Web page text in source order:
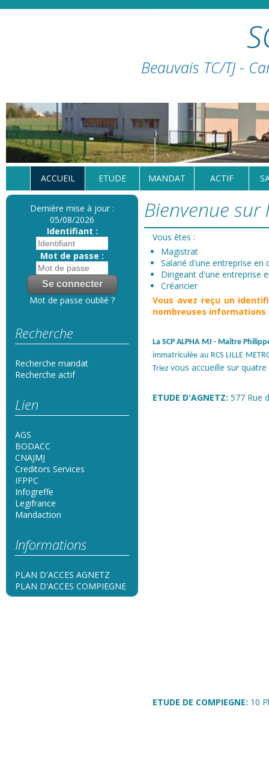
Beauvais TC/TJ -
ACCUEIL ETUDE MANDAT ACTIF
Dernière mise à jour :
05/08/2026
Identifiant :
Mot de passe :
Mot de passe oublié ?
Recherche
Recherche mandat
Recherche actif
Lien
AGS
BODACC
CNAJMJ
Creditors Services
IFPPC
Infogreffe
Legifrance
Mandaction
Informations
PLAN D'ACCES AGNETZ
PLAN D'ACCES COMPIEGNE
Bienvenue sur
Vous êtes :
Magistrat
Salarié d'une entreprise en
Dirigeant d'une entreprise
Créancier
Vous avez reçu un
nombreuses
La SCP ALPHA MJ - Maître
immatriculée au RCS LILLE
Triez vous accueille sur quatre
ETUDE D'AGNETZ: 577 Rue
ETUDE DE COMPIEGNE: 10